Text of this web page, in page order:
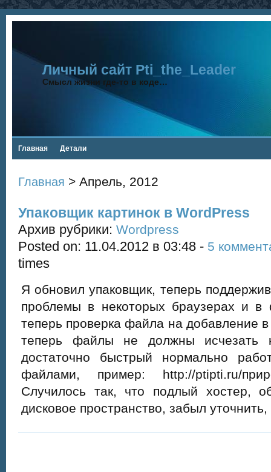
Личный сайт Pti_the_Leader
Смысл жизни где-то в коде…
Главная Детали
Главная > Апрель, 2012
Упаковщик картинок в WordPress
Архив рубрики: Wordpress
Posted on: 11.04.2012 в 03:48 - 5
times
Я обновил упаковщик, теперь
проблемы в некоторых браузерах и в
теперь проверка файла на добавление
теперь файлы не должны исчезать
достаточно быстрый нормально
файлами, пример: http://ptipti.ru/
Случилось так, что подлый хостер,
дисковое пространство, забыл